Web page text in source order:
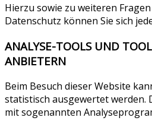
Hierzu sowie zu weiteren
Datenschutz können Sie sich
ANALYSE-TOOLS UND
ANBIETERN
Beim Besuch dieser Website
statistisch ausgewertet werden.
mit sogenannten